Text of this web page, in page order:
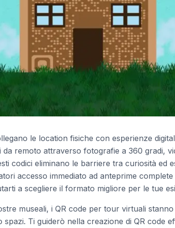
le location fisiche con esperienze
da remoto attraverso fotografie a 360 gradi,
codici eliminano le barriere tra curiosità ed
accesso immediato ad anteprime
a scegliere il formato migliore per le tue
museali, i QR code per tour virtuali
Ti guiderò nella creazione di QR code